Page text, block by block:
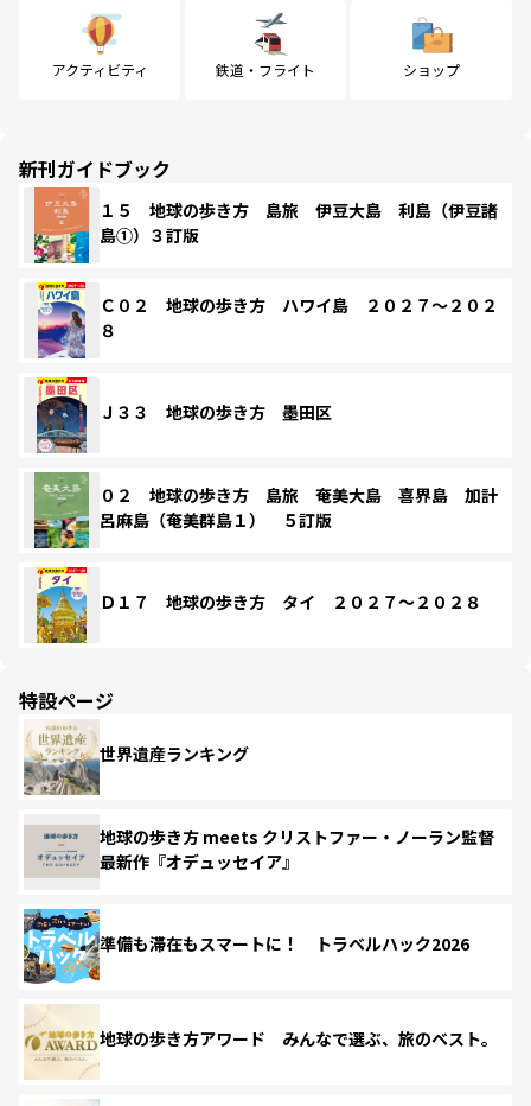
アクティビティ 鉄道・フライト ショップ
新刊ガイドブック
１５ 地球の歩き方 島旅 伊豆大島 利島（伊豆諸
島①）３訂版
Ｃ０２ 地球の歩き方 ハワイ島 ２０２７～２０２
８
Ｊ３３ 地球の歩き方 墨田区
０２ 地球の歩き方 島旅 奄美大島 喜界島 加計
呂麻島（奄美群島１） ５訂版
Ｄ１７ 地球の歩き方 タイ ２０２７～２０２８
特設ページ
世界遺産ランキング
地球の歩き方 meets クリストファー・ノーラン監督
最新作『オデュッセイア』
準備も滞在もスマートに！ トラベルハック2026
地球の歩き方アワード みんなで選ぶ、旅のベスト。